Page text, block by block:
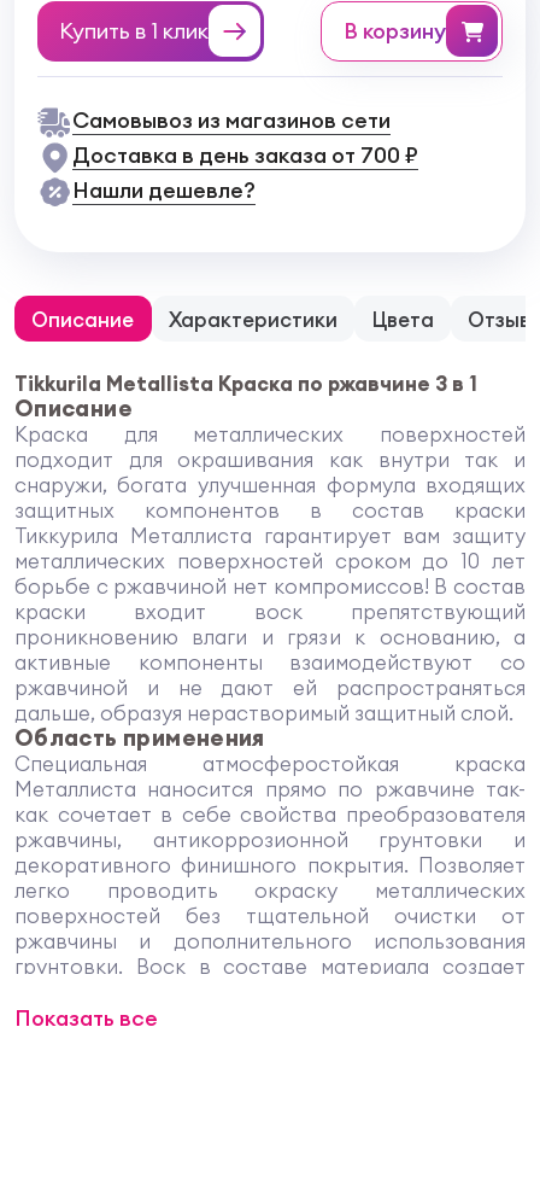
Купить в 1 клик в корзину
Самовывоз из магазинов сети
Доставка в день заказа от 700 ₽
Нашли дешевле?
Описание Характеристики Цвета
Tikkurila Metallista Краска по ржавчине 3 в 1
Описание
Краска для металлических поверхностей
подходит для окрашивания как внутри так и
снаружи, богата улучшенная формула входящих
защитных компонентов в состав краски
Тиккурила Металлиста гарантирует вам защиту
металлических поверхностей сроком до 10 лет
борьбе с ржавчиной нет компромиссов! В состав
краски входит воск препятствующий
проникновению влаги и грязи к основанию, а
активные компоненты взаимодействуют со
ржавчиной и не дают ей распространяться
дальше, образуя нерастворимый защитный слой.
Область применения
Специальная атмосферостойкая краска
Металлиста наносится прямо по ржавчине так-
как сочетает в себе свойства преобразователя
ржавчины, антикоррозионной грунтовки и
декоративного финишного покрытия. Позволяет
легко проводить окраску металлических
поверхностей без тщательной очистки от
ржавчины и дополнительного использования
грунтовки. Воск в составе материала создает
металлу. Антикоррозионные компоненты краски
Показать все